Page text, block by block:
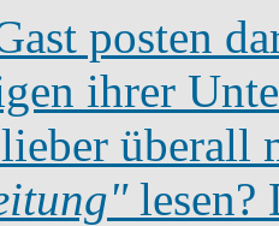
posten
ihrer
überall
lesen?